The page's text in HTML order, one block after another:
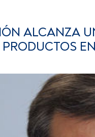
ALCANZA
PRODUCTOS